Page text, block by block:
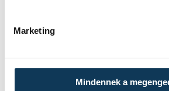
Marketing
Mindennek a